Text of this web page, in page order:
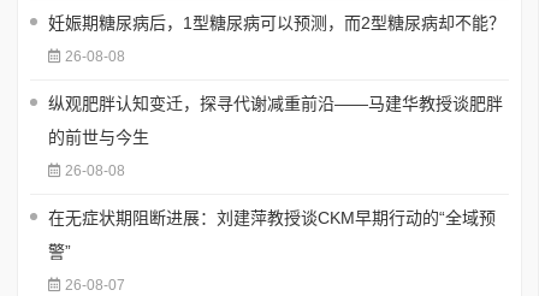
妊娠期糖尿病后，1型糖尿病可以预测，而2型糖尿病却不能？
26-08-08
纵观肥胖认知变迁，探寻代谢减重前沿——马建华教授谈肥胖
的前世与今生
26-08-08
在无症状期阻断进展：刘建萍教授谈CKM早期行动的“全域预
警”
26-08-07